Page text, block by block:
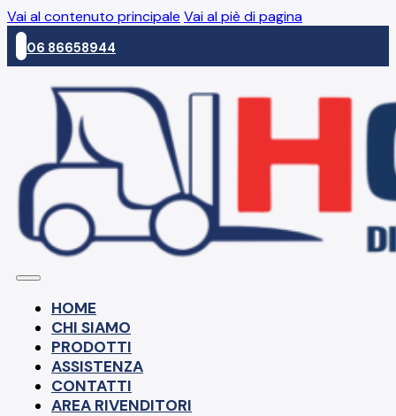
Vai al contenuto principale Vai al piè di pagina
06 86658944
HOME
CHI SIAMO
PRODOTTI
ASSISTENZA
CONTATTI
AREA RIVENDITORI